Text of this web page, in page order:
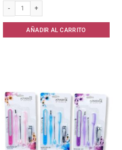
Set x 6 Pzas 480 Manicuria Estuche * cantidad
AÑADIR AL CARRITO